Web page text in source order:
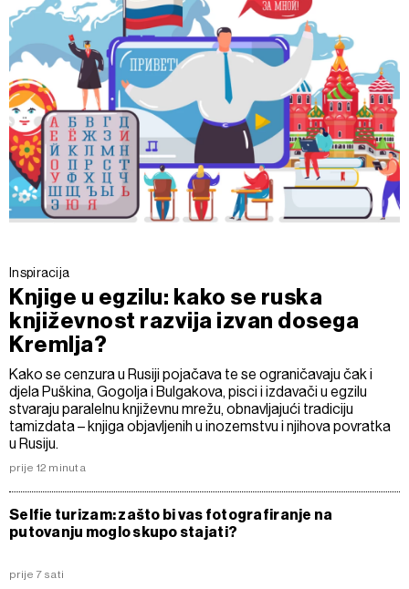
Inspiracija
Knjige u egzilu: kako se ruska
književnost razvija izvan dosega
Kremlja?
Kako se cenzura u Rusiji pojačava te se ograničavaju čak i
djela Puškina, Gogolja i Bulgakova, pisci i izdavači u egzilu
stvaraju paralelnu književnu mrežu, obnavljajući tradiciju
tamizdata – knjiga objavljenih u inozemstvu i njihova povratka
u Rusiju.
prije 12 minuta
Selfie turizam: zašto bi vas fotografiranje na
putovanju moglo skupo stajati?
prije 7 sati